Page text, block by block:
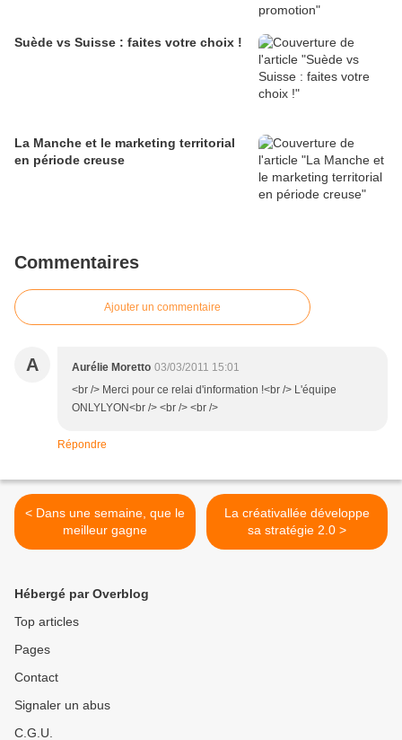
Suède vs Suisse : faites votre choix !
La Manche et le marketing territorial
en période creuse
Commentaires
Ajouter un commentaire
A Aurélie Moretto 03/03/2011 15:01
<br /> Merci pour ce relai d'information !<br /> L'équipe
ONLYLYON<br /> <br /> <br />
Répondre
< Dans une semaine, que le
meilleur gagne
La créativallée développe
sa stratégie 2.0 >
Hébergé par Overblog
Top articles
Pages
Contact
Signaler un abus
C.G.U.